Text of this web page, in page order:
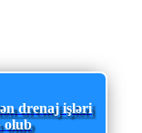
drenaj işləri
olub